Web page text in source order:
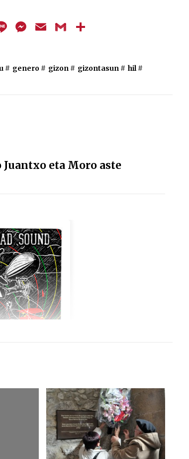
LineMessenger
EmailGmail
# genero # gizon # gizontasun # hil#
eta Moro aste